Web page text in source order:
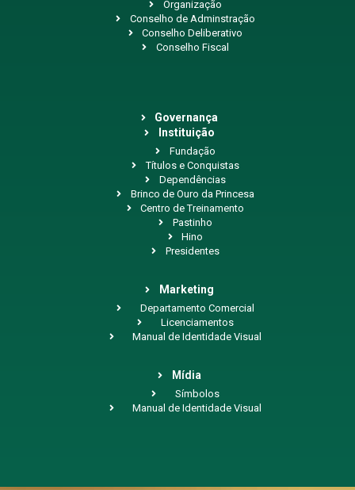
Organização
Conselho de Adminstração
Conselho Deliberativo
Conselho Fiscal
Governança
Instituição
Fundação
Títulos e Conquistas
Dependências
Brinco de Ouro da Princesa
Centro de Treinamento
Pastinho
Hino
Presidentes
Marketing
Departamento Comercial
Licenciamentos
Manual de Identidade Visual
Mídia
Símbolos
Manual de Identidade Visual